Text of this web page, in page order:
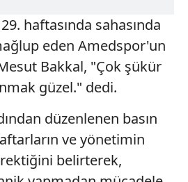
haftasında sahasında
eden Amedspor'un
Bakkal, "Çok şükür
güzel." dedi.
düzenlenen basın
ve yönetimin
belirterek,